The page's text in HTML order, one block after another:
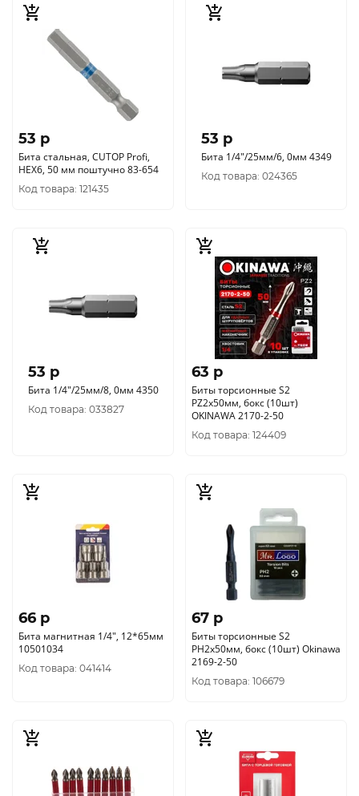
53 p
Бита стальная, CUTOP Profi,
HEX6, 50 мм поштучно 83-654
Код товара: 121435
53 p
Бита 1/4"/25мм/6, 0мм 4349
Код товара: 024365
53 p
Бита 1/4"/25мм/8, 0мм 4350
Код товара: 033827
63 p
Биты торсионные S2
PZ2x50мм, бокс (10шт)
OKINAWA 2170-2-50
Код товара: 124409
66 p
Бита магнитная 1/4", 12*65мм
10501034
Код товара: 041414
67 p
Биты торсионные S2
PH2x50мм, бокс (10шт) Okinawa
2169-2-50
Код товара: 106679